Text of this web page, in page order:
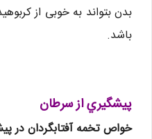
بدن بتواند به خوبی از
باشد.
پيشگيري از سرطان
خواص تخمه آفتابگردان در